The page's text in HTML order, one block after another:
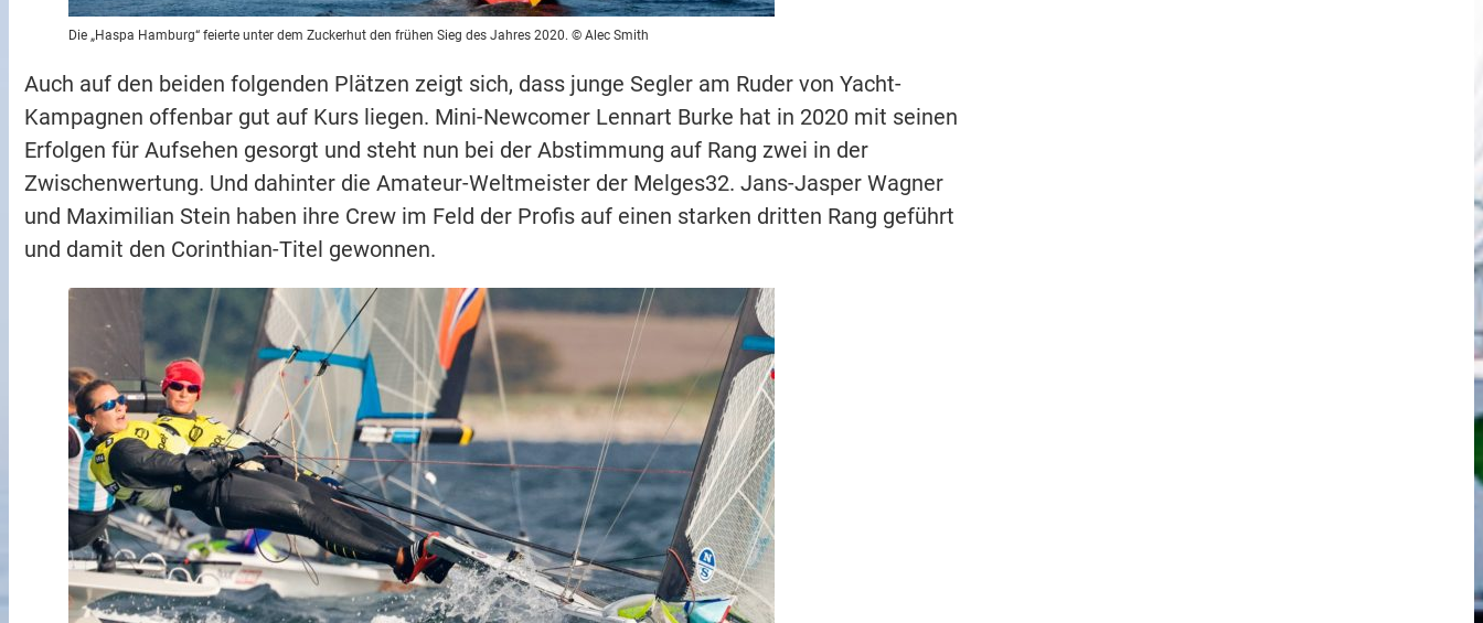
Die „Haspa Hamburg“ feierte unter dem Zuckerhut den frühen Sieg des Jahres 2020. © Alec Smith
Auch auf den beiden folgenden Plätzen zeigt sich, dass junge Segler am Ruder von Yacht-
Kampagnen offenbar gut auf Kurs liegen. Mini-Newcomer Lennart Burke hat in 2020 mit seinen
Erfolgen für Aufsehen gesorgt und steht nun bei der Abstimmung auf Rang zwei in der
Zwischenwertung. Und dahinter die Amateur-Weltmeister der Melges32. Jans-Jasper Wagner
und Maximilian Stein haben ihre Crew im Feld der Profis auf einen starken dritten Rang geführt
und damit den Corinthian-Titel gewonnen.